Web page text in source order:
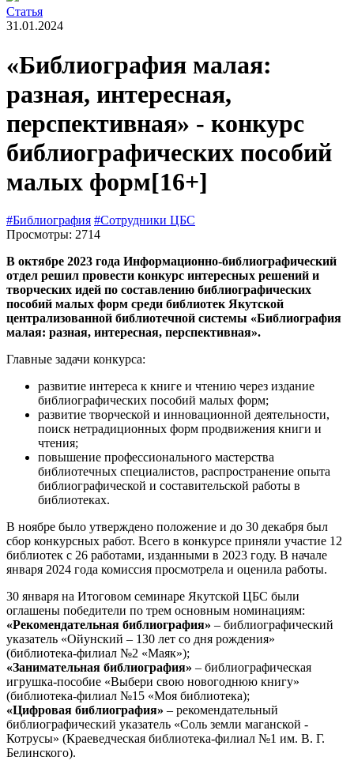
Статья
31.01.2024
«Библиография малая:
разная, интересная,
перспективная» - конкурс
библиографических пособий
малых форм[16+]
#Библиография #Сотрудники ЦБС
Просмотры: 2714
В октябре 2023 года Информационно-библиографический
отдел решил провести конкурс интересных решений и
творческих идей по составлению библиографических
пособий малых форм среди библиотек Якутской
централизованной библиотечной системы «Библиография
малая: разная, интересная, перспективная».
Главные задачи конкурса:
развитие интереса к книге и чтению через издание
библиографических пособий малых форм;
развитие творческой и инновационной деятельности,
поиск нетрадиционных форм продвижения книги и
чтения;
повышение профессионального мастерства
библиотечных специалистов, распространение опыта
библиографической и составительской работы в
библиотеках.
В ноябре было утверждено положение и до 30 декабря был
сбор конкурсных работ. Всего в конкурсе приняли участие 12
библиотек с 26 работами, изданными в 2023 году. В начале
января 2024 года комиссия просмотрела и оценила работы.
30 января на Итоговом семинаре Якутской ЦБС были
оглашены победители по трем основным номинациям:
«Рекомендательная библиография» – библиографический
указатель «Ойунский – 130 лет со дня рождения»
(библиотека-филиал №2 «Маяк»);
«Занимательная библиография» – библиографическая
игрушка-пособие «Выбери свою новогоднюю книгу»
(библиотека-филиал №15 «Моя библиотека);
«Цифровая библиография» – рекомендательный
библиографический указатель «Соль земли маганской -
Котрусы» (Краеведческая библиотека-филиал №1 им. В. Г.
Белинского).